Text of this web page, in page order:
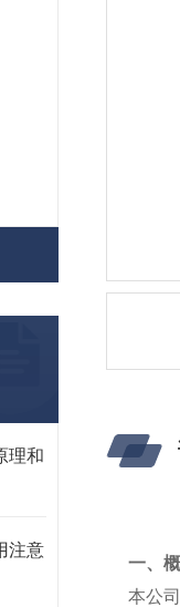
理和
注意
一、
本公